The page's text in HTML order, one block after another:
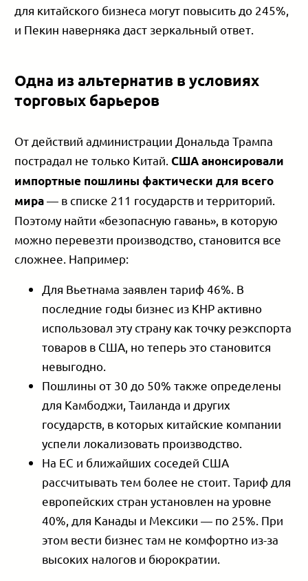
для китайского бизнеса могут повысить до 245%,
и Пекин наверняка даст зеркальный ответ.
Одна из альтернатив в условиях
торговых барьеров
От действий администрации Дональда Трампа
пострадал не только Китай.США анонсировали
импортные пошлины фактически для всего
мира— в списке 211 государств и территорий.
Поэтому найти «безопасную гавань», в которую
можно перевезти производство, становится все
сложнее. Например:
Для Вьетнама заявлен тариф 46%. В
последние годы бизнес из КНР активно
использовал эту страну как точку реэкспорта
товаров в США, но теперь это становится
невыгодно.
Пошлины от 30 до 50% также определены
для Камбоджи, Таиланда и других
государств, в которых китайские компании
успели локализовать производство.
На ЕС и ближайших соседей США
рассчитывать тем более не стоит. Тариф для
европейских стран установлен на уровне
40%, для Канады и Мексики — по 25%. При
этом вести бизнес там не комфортно из-за
высоких налогов и бюрократии.